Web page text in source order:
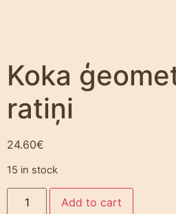
Koka
ratiņi
24.60€
15 in stock
Add to cart